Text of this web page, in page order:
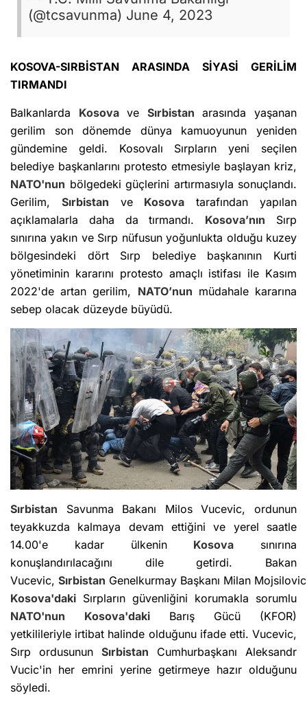
(@tcsavunma) June 4, 2023
KOSOVA-SIRBİSTAN ARASINDA SİYASİ GERİLİM
TIRMANDI
Balkanlarda Kosovave Sırbistan arasında yaşanan
gerilim son dönemde dünya kamuoyunun yeniden
gündemine geldi. Kosovalı Sırpların yeni seçilen
belediye başkanlarını protesto etmesiyle başlayan kriz,
NATO'nun bölgedeki güçlerini artırmasıyla sonuçlandı.
Gerilim, Sırbistan ve Kosova tarafından yapılan
açıklamalarla daha da tırmandı. Kosova’nın Sırp
sınırına yakın ve Sırp nüfusun yoğunlukta olduğu kuzey
bölgesindeki dört Sırp belediye başkanının Kurti
yönetiminin kararını protesto amaçlı istifası ile Kasım
2022'de artan gerilim, NATO’nun müdahale kararına
sebep olacak düzeyde büyüdü.
Sırbistan Savunma Bakanı Milos Vucevic, ordunun
teyakkuzda kalmaya devam ettiğini ve yerel saatle
14.00'e kadar ülkenin Kosova sınırına
konuşlandırılacağını dile getirdi. Bakan
Vucevic, Sırbistan Genelkurmay Başkanı Milan
Kosova'daki Sırpların güvenliğini korumakla sorumlu
NATO'nun
Kosova'daki Barış Gücü (KFOR)
yetkilileriyle irtibat halinde olduğunu ifade etti. Vucevic,
Sırp ordusunun Sırbistan Cumhurbaşkanı Aleksandr
Vucic'in her emrini yerine getirmeye hazır olduğunu
söyledi.